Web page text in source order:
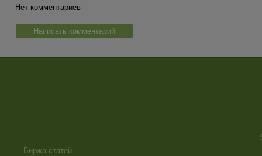
Нет комментариев
Написать комментарий
Биржа статей